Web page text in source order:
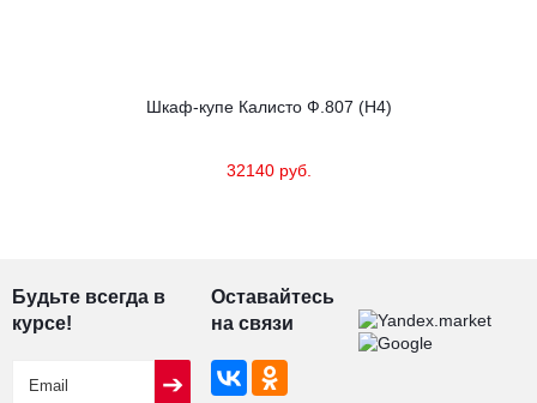
Шкаф-купе Калисто Ф.807 (Н4)
32140 руб.
Будьте всегда в
курсе!
Оставайтесь
на связи